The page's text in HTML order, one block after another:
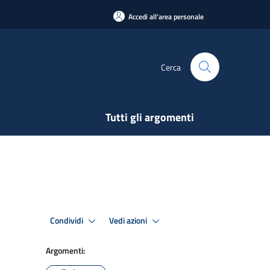
Accedi all'area personale
Cerca
Tutti gli argomenti
Condividi Vedi azioni
Argomenti: